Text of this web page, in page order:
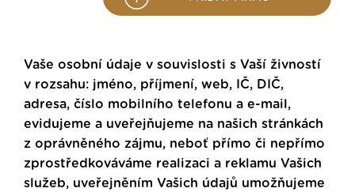
Vaše osobní údaje v souvislosti s Vaší živností
v rozsahu: jméno, příjmení, web, IČ, DIČ,
adresa, číslo mobilního telefonu a e-mail,
evidujeme a uveřejňujeme na našich stránkách
z oprávněného zájmu, neboť přímo či nepřímo
zprostředkováváme realizaci a reklamu Vašich
služeb, uveřejněním Vašich údajů umožňujeme